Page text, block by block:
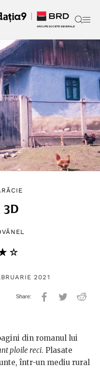
3D
2021
din romanul lui
ploile reci. Plasate
într-un mediu rural